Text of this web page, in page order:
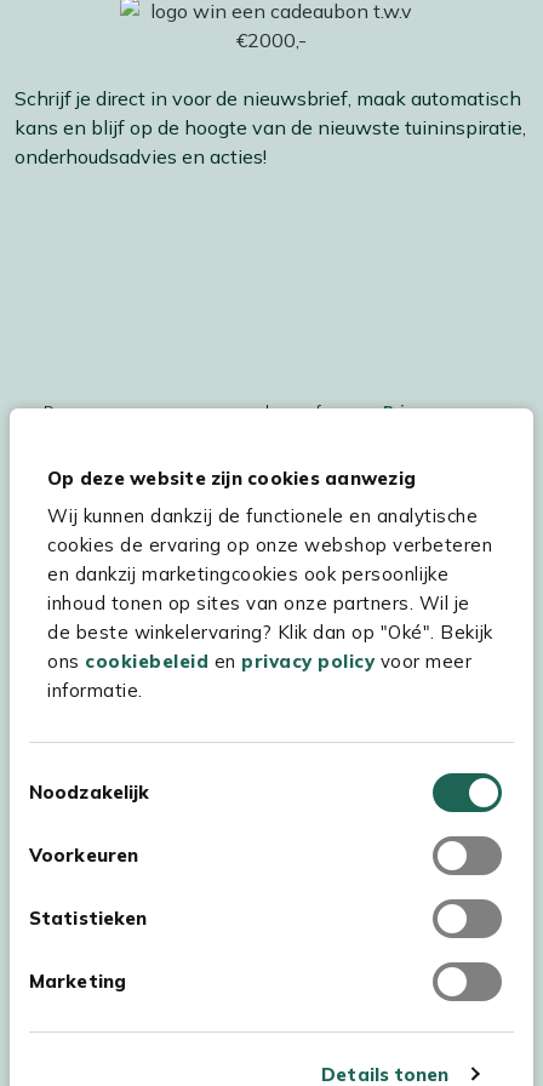
Op deze website zijn cookies aanwezig
Wij kunnen dankzij de functionele en analytische
cookies de ervaring op onze webshop verbeteren
en dankzij marketingcookies ook persoonlijke
inhoud tonen op sites van onze partners. Wil je
de beste winkelervaring? Klik dan op "Oké". Bekijk
ons cookiebeleid en privacy policyvoor meer
informatie.
Noodzakelijk
Voorkeuren
Statistieken
Marketing
Details tonen
Schrijf je direct in voor de nieuwsbrief, maak automatisch
kans en blijf op de hoogte van de nieuwste tuininspiratie,
onderhoudsadvies en acties!
De persoonsgegegevens worden conform onsPrivacy
Hulp & service
Assortiment
Kees Smit Tuinmeubelen
Experience Stores XXL